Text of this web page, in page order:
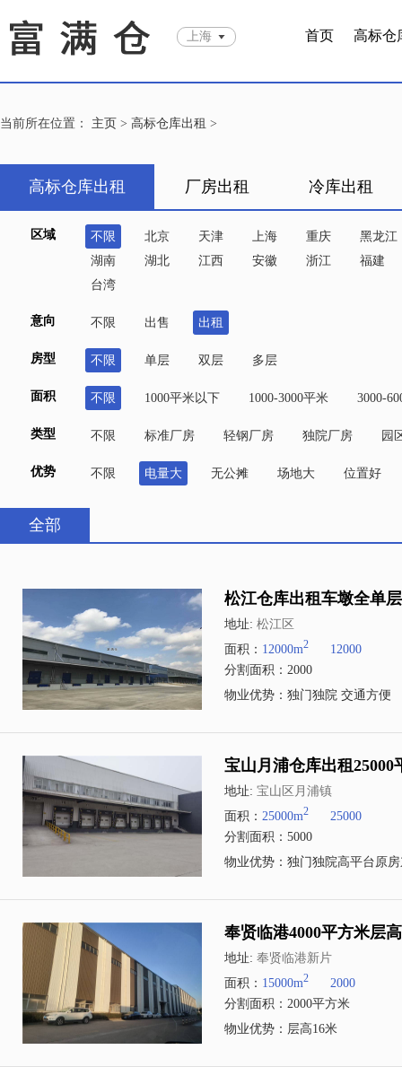
上海 首页 高标仓
当前所在位置： 主页 > 高标仓库出租 >
高标仓库出租 厂房出租 冷库出租
区域 不限 北京 天津 上海 重庆
黑龙江
湖南
湖北 江西 安徽 浙江
福建
台湾
意向 不限 出售 出租
房型 不限 单层 双层 多层
面积 不限 1000平米以下 1000-3000平米 3000-
类型 不限 标准厂房 轻钢厂房 独院厂房 园
优势 不限 电量大 无公摊 场地大 位置好
全部
松江仓库出租车墩全单
地址: 松江区
面积： 12000m2 12000
分割面积：2000
物业优势：独门独院 交通方便
宝山月浦仓库出租
地址: 宝山区月浦镇
面积： 25000m2 25000
分割面积：5000
物业优势：独门独院高平台原
奉贤临港4000平方米层
地址: 奉贤临港新片
面积： 15000m2 2000
分割面积：2000平方米
物业优势：层高16米